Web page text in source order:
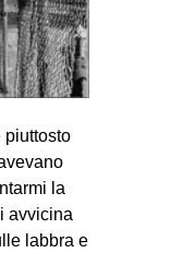
piuttosto
la
avvicina
labbra e